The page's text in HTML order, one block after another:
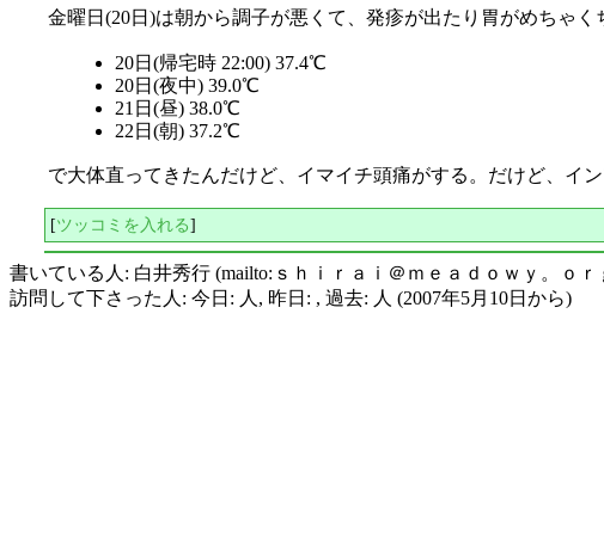
金曜日(20日)は朝から調子が悪くて、発疹が出たり胃がめちゃ
20日(帰宅時 22:00) 37.4℃
20日(夜中) 39.0℃
21日(昼) 38.0℃
22日(朝) 37.2℃
で大体直ってきたんだけど、イマイチ頭痛がする。だけど、イ
[ツッコミを入れる]
書いている人: 白井秀行 (mailto:ｓｈｉｒａｉ＠ｍｅａｄｏｗｙ。ｏｒ
訪問して下さった人: 今日: 人, 昨日: , 過去: 人 (2007年5月10日から)